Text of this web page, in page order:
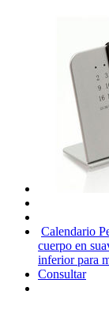
Calendario
cuerpo en
inferior para
Consultar